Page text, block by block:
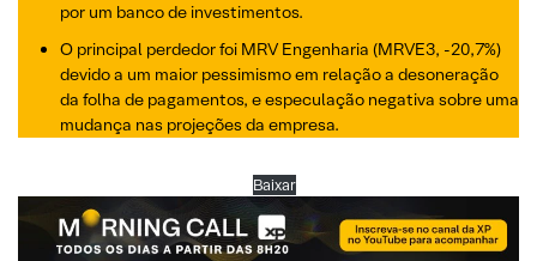
por um banco de investimentos.
O principal perdedor foi MRV Engenharia (MRVE3, -20,7%)
devido a um maior pessimismo em relação a desoneração
da folha de pagamentos, e especulação negativa sobre uma
mudança nas projeções da empresa.
Baixar